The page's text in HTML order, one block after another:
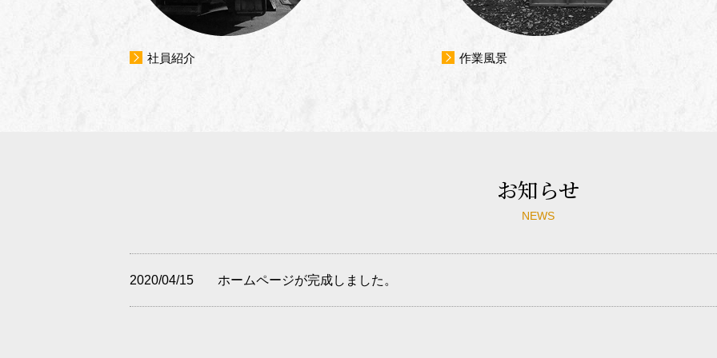
社員紹介 作業風景
お知らせ
NEWS
2020/04/15 ホームページが完成しました。